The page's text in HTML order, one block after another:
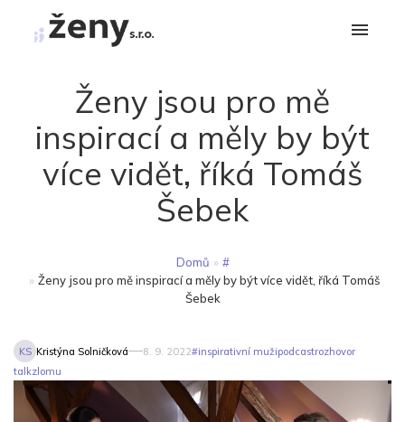
Ženy jsou pro mě
inspirací a měly by být
více vidět, říká Tomáš
Šebek
Domů » #
» Ženy jsou pro mě inspirací a měly by být více vidět, říká Tomáš
Šebek
KS Kristýna Solničková 8. 9. 2022#inspirativní mužipodcastrozhovor
talkzlomu